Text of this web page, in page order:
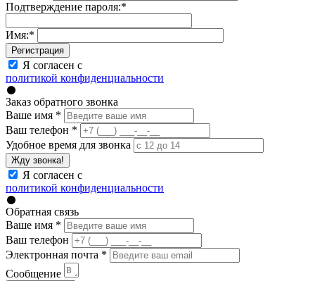
Подтверждение пароля:*
Имя:*
Регистрация
Я согласен с
политикой конфиденциальности
Заказ обратного звонка
Ваше имя *
Ваш телефон *
Удобное время для звонка
Жду звонка!
Я согласен с
политикой конфиденциальности
Обратная связь
Ваше имя *
Ваш телефон
Электронная почта *
Сообщение